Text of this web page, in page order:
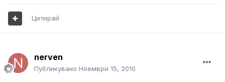
Цитирай
nerven
Публикувано Ноември 15, 2010